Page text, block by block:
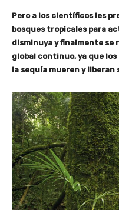
Pero a los científicos les
bosques tropicales para
disminuya y finalmente
global continuo, ya que
la sequía mueren y liberan